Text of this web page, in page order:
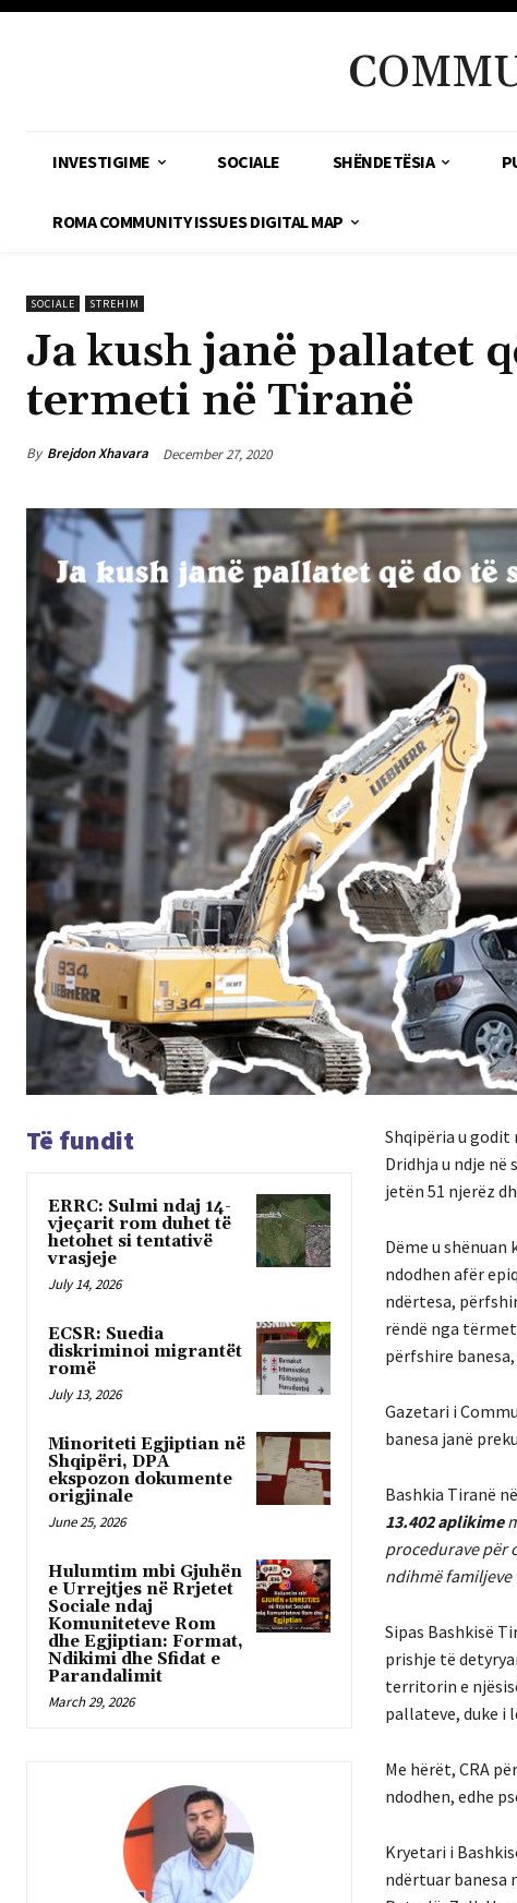
INVESTIGIME SOCIALE SHËNDETËSIA
ROMA COMMUNITY ISSUES DIGITAL MAP
SOCIALE STREHIM
Ja kush janë pallatet
termeti në Tiranë
By Brejdon Xhavara December 27, 2020
Të fundit
ERRC: Sulmi ndaj 14-
vjeçarit rom duhet të
hetohet si tentativë
vrasjeje
July 14, 2026
ECSR: Suedia
diskriminoi migrantët
romë
July 13, 2026
Minoriteti Egjiptian në
Shqipëri, DPA
ekspozon dokumente
origjinale
June 25, 2026
Hulumtim mbi Gjuhën
e Urrejtjes në Rrjetet
Sociale ndaj
Komuniteteve Rom
dhe Egjiptian: Format,
Ndikimi dhe Sfidat e
Parandalimit
March 29, 2026
Shqipëria u godit
Dridhja u ndje
jetën 51 njerëz
Dëme u
ndodhen afër
ndërtesa,
rëndë nga
përfshire
Gazetari i
banesa janë
Bashkia Tiranë
13.402 aplikime
procedurave për
ndihmë familjeve
Sipas Bashkisë
prishje të
territorin e
pallateve, duke i
Me hërët, CRA
ndodhen, edhe
Kryetari i
ndërtuar banesa